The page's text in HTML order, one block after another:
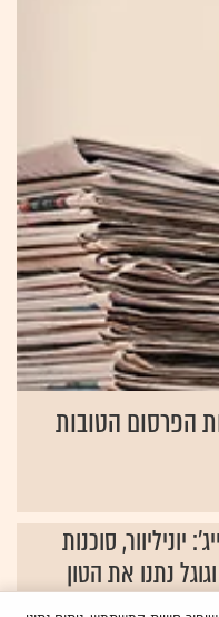
מהן 10 סוכנויות הפרסום הטובות
יוניליוור, סוכנות
הפרסום AKQA וגוגל נתנו את הטון